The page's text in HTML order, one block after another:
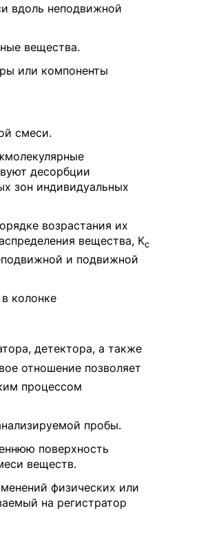
вдоль неподвижной
вещества.
или компоненты
смеси.
десорбции
зон индивидуальных
возрастания их
вещества, Кc
и подвижной
колонке
детектора, а также
отношение позволяет
процессом
пробы.
поверхность
веществ.
физических или
на регистратор